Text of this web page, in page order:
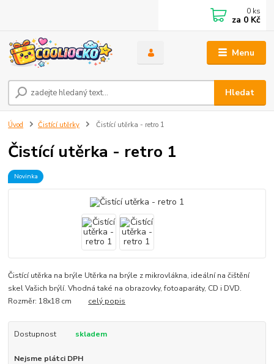
Menu
Hledat
0 ks
za 0 Kč
Úvod Čistící utěrky Čistící utěrka - retro 1
Čistící utěrka - retro 1
Novinka
Čistící utěrka na brýle Utěrka na brýle z mikrovlákna, ideální na čištění
skel Vašich brýlí. Vhodná také na obrazovky, fotoaparáty, CD i DVD.
Rozměr: 18x18 cm celý popis
Dostupnost skladem
Nejsme plátci DPH